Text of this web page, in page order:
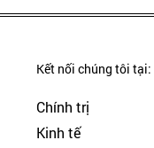
Kết nối chúng tôi tại:
Chính trị
Kinh tế